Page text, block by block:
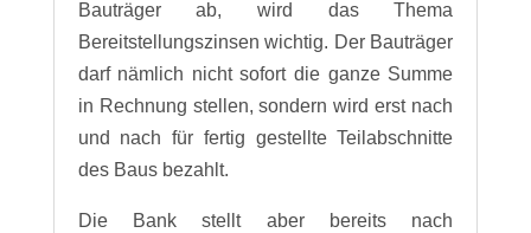
Bauträger ab, wird das Thema
Bereitstellungszinsen wichtig. Der Bauträger
darf nämlich nicht sofort die ganze Summe
in Rechnung stellen, sondern wird erst nach
und nach für fertig gestellte Teilabschnitte
des Baus bezahlt.
Die Bank stellt aber bereits nach